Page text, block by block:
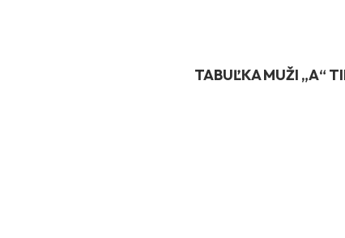
TABUĽKA MUŽI „A“